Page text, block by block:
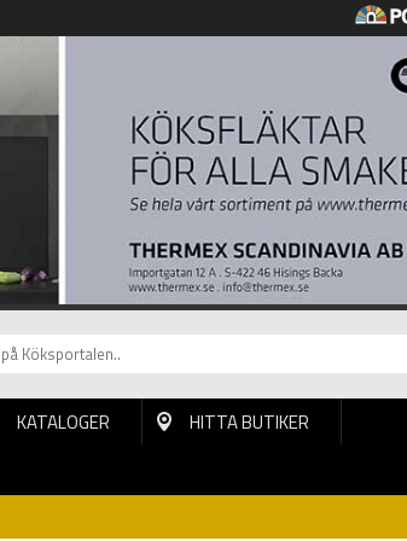
KATALOGER
HITTA BUTIKER